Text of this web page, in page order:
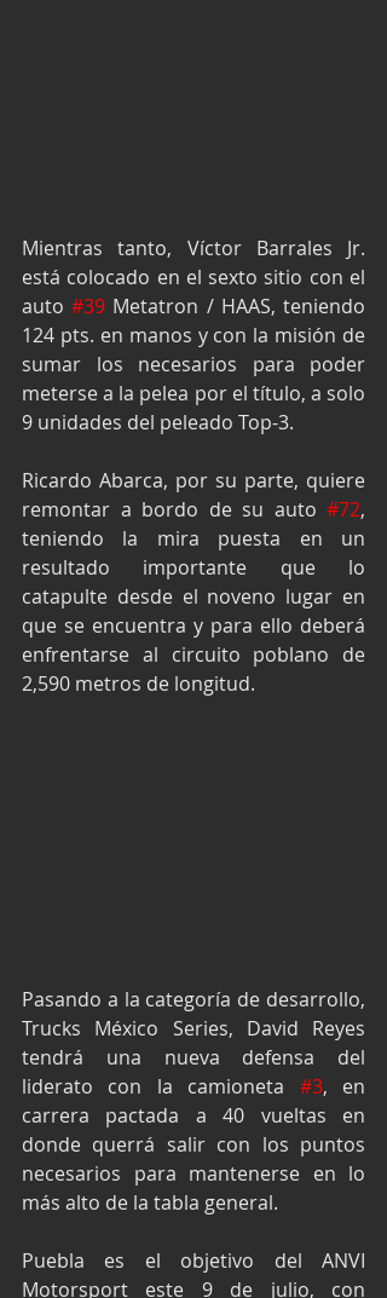
Mientras tanto, Víctor Barrales Jr.
está colocado en el sexto sitio con el
auto #39 Metatron / HAAS, teniendo
124 pts. en manos y con la misión de
sumar los necesarios para poder
meterse a la pelea por el título, a solo
9 unidades del peleado Top-3.
Ricardo Abarca, por su parte, quiere
remontar a bordo de su auto #72,
teniendo la mira puesta en un
resultado importante que lo
catapulte desde el noveno lugar en
que se encuentra y para ello deberá
enfrentarse al circuito poblano de
2,590 metros de longitud.
Pasando a la categoría de desarrollo,
Trucks México Series, David Reyes
tendrá una nueva defensa del
liderato con la camioneta #3, en
carrera pactada a 40 vueltas en
donde querrá salir con los puntos
necesarios para mantenerse en lo
más alto de la tabla general.
Puebla es el objetivo del ANVI
Motorsport este 9 de julio, con